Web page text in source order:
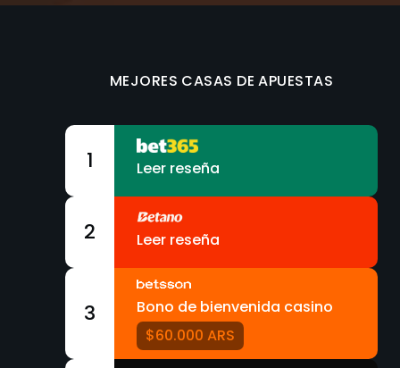
MEJORES CASAS DE APUESTAS
1 Leer reseña
2 Leer reseña
3
Bono de bienvenida casino
$60.000 ARS